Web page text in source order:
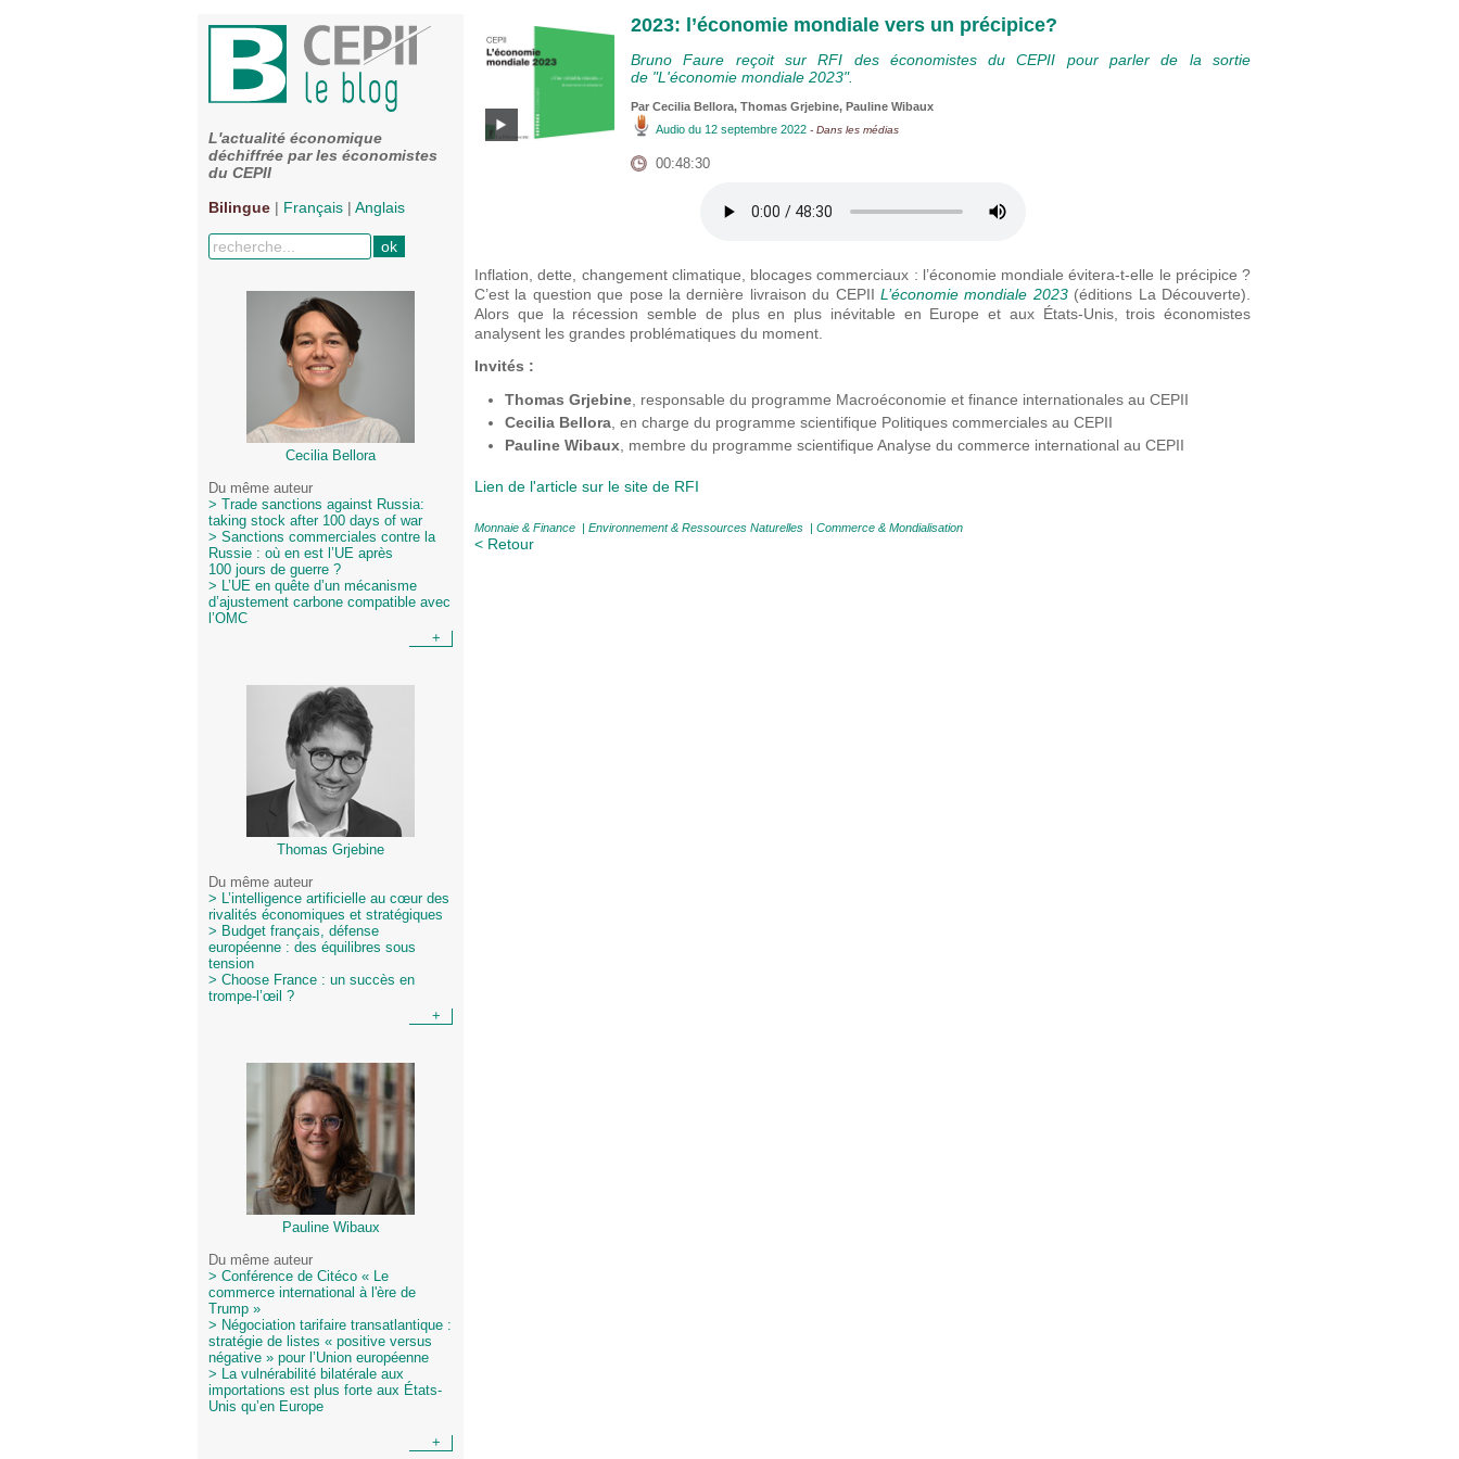
L'actualité économique
déchiffrée par les économistes
du CEPII
Bilingue | Français | Anglais
Cecilia Bellora
Du même auteur
> Trade sanctions against Russia:
taking stock after 100 days of war
> Sanctions commerciales contre la
Russie : où en est l’UE après
100 jours de guerre ?
> L’UE en quête d’un mécanisme
d’ajustement carbone compatible avec
l’OMC
+
Thomas Grjebine
Du même auteur
> L’intelligence artificielle au cœur des
rivalités économiques et stratégiques
> Budget français, défense
européenne : des équilibres sous
tension
> Choose France : un succès en
trompe-l’œil ?
+
Pauline Wibaux
Du même auteur
> Conférence de Citéco « Le
commerce international à l'ère de
Trump »
> Négociation tarifaire transatlantique :
stratégie de listes « positive versus
négative » pour l’Union européenne
> La vulnérabilité bilatérale aux
importations est plus forte aux États-
Unis qu’en Europe
+
2023: l’économie mondiale vers un précipice?
Bruno Faure reçoit sur RFI des économistes du CEPII pour parler de la sortie
de "L'économie mondiale 2023".
Par Cecilia Bellora, Thomas Grjebine, Pauline Wibaux
Audio du 12 septembre 2022 - Dans les médias
00:48:30
Inflation, dette, changement climatique, blocages commerciaux : l’économie mondiale évitera-t-elle le précipice ?
C’est la question que pose la dernière livraison du CEPII L’économie mondiale 2023(éditions La Découverte).
Alors que la récession semble de plus en plus inévitable en Europe et aux États-Unis, trois économistes
analysent les grandes problématiques du moment.
Invités :
Thomas Grjebine, responsable du programme Macroéconomie et finance internationales au CEPII
Cecilia Bellora, en charge du programme scientifique Politiques commerciales au CEPII
Pauline Wibaux, membre du programme scientifique Analyse du commerce international au CEPII
Lien de l'article sur le site de RFI
Monnaie & Finance Environnement & Ressources Naturelles Commerce & Mondialisation
< Retour